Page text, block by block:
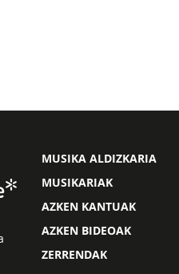
MUSIKA ALDIZKARIA
MUSIKARIAK
AZKEN KANTUAK
AZKEN BIDEOAK
ZERRENDAK